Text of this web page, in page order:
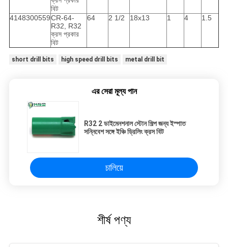
বিট
4148300559CR-64-
R32, R32
ক্রস প্রকার
বিট
64 2 1/2 18x13 1 4 1.5
short drill bits high speed drill bits metal drill bit
এর সেরা মূল্য পান
R32 2 ডাইমেনশনাল স্টোন শিল্প জন্য ইস্পাত
সন্নিবেশ সঙ্গে ইঞ্চি ড্রিলিং ক্রস বিট
চালিয়ে
শীর্ষ পণ্য